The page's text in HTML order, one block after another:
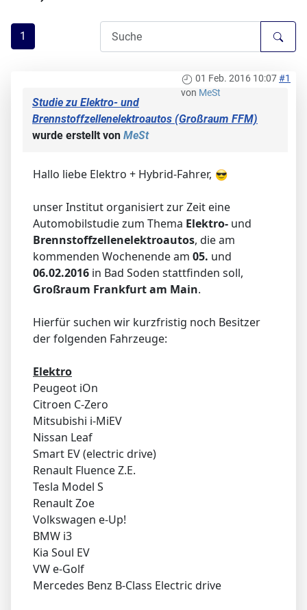
1
01 Feb. 2016 10:07#1
von MeSt
Studie zu Elektro- und
Brennstoffzellenelektroautos (Großraum FFM)
wurde erstellt von MeSt
Hallo liebe Elektro + Hybrid-Fahrer,
unser Institut organisiert zur Zeit eine
Automobilstudie zum Thema Elektro- und
Brennstoffzellenelektroautos, die am
kommenden Wochenende am 05. und
06.02.2016 in Bad Soden stattfinden soll,
Großraum Frankfurt am Main.
Hierfür suchen wir kurzfristig noch Besitzer
der folgenden Fahrzeuge:
Elektro
Peugeot iOn
Citroen C-Zero
Mitsubishi i-MiEV
Nissan Leaf
Smart EV (electric drive)
Renault Fluence Z.E.
Tesla Model S
Renault Zoe
Volkswagen e-Up!
BMW i3
Kia Soul EV
VW e-Golf
Mercedes Benz B-Class Electric drive